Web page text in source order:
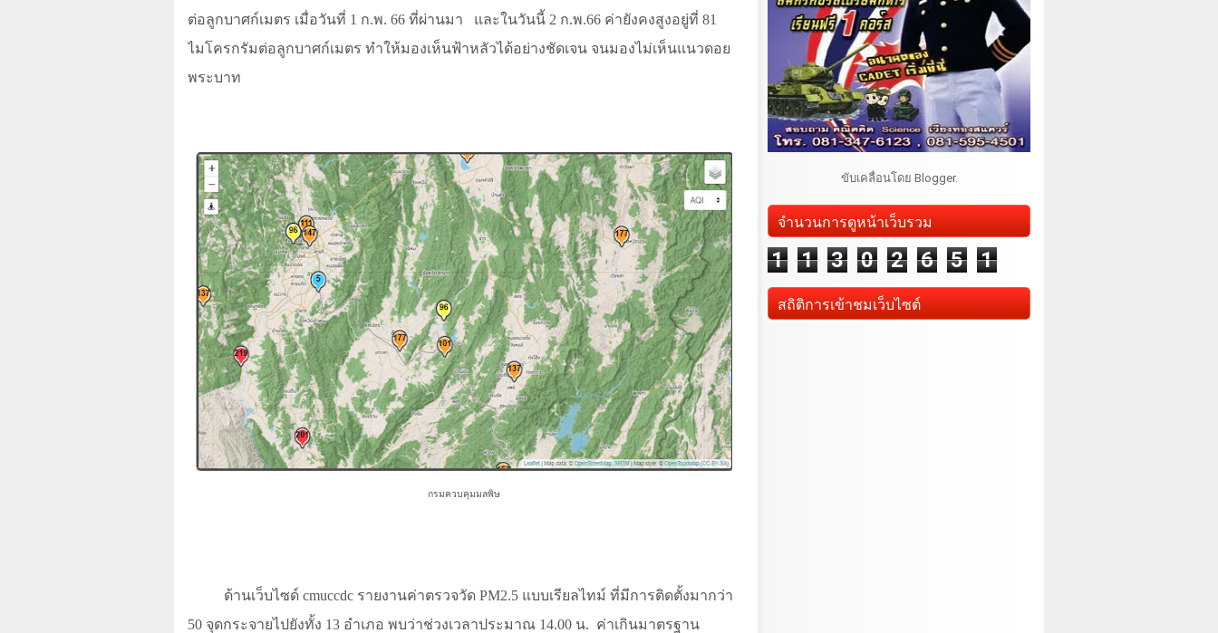
ต่อลูกบาศก์เมตร เมื่อวันที่ 1 ก.พ. 66 ที่ผ่านมา และในวันนี้ 2 ก.พ.66 ค่ายังคงสูงอยู่ที่ 81
ไมโครกรัมต่อลูกบาศก์เมตร ทำให้มองเห็นฟ้าหลัวได้อย่างชัดเจน จนมองไม่เห็นแนวดอย
พระบาท
กรมควบคุมมลพิษ
ด้านเว็บไซด์ cmuccdc รายงานค่าตรวจวัด PM2.5 แบบเรียลไทม์ ที่มีการติดตั้งมากว่า
50 จุดกระจายไปยังทั้ง 13 อำเภอ พบว่าช่วงเวลาประมาณ 14.00 น. ค่าเกินมาตรฐาน
ขับเคลื่อนโดย Blogger.
จำนวนการดูหน้าเว็บรวม
1 1 3 0 2 6 5 1
สถิติการเข้าชมเว็บไซต์